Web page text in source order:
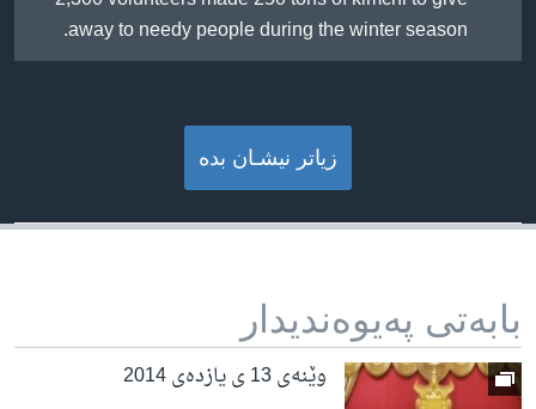
away to needy people during the winter season.
زیاتر نیشـان بده‌
بابه‌تی په‌یوه‌ندیدار
وێنه‌ی 13 ی یازده‌ی 2014